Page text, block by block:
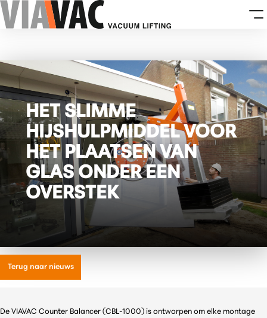
HET SLIMME
HIJSHULPMIDDEL VOOR
HET PLAATSEN VAN
GLAS ONDER EEN
OVERSTEK
Terug naar nieuws
De VIAVAC Counter Balancer (CBL-1000) is ontworpen om elke montage